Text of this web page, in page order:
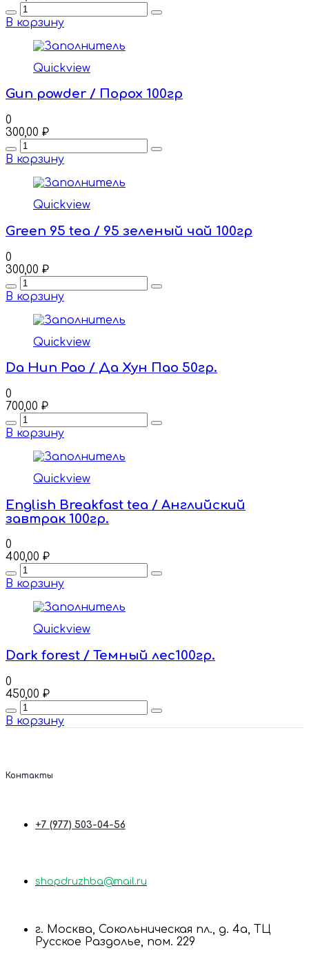
Quantity
В корзину
Quickview
Gun powder / Порох 100гр
0
300,00 ₽
Quantity
В корзину
Quickview
Green 95 tea / 95 зеленый чай 100гр
0
300,00 ₽
Quantity
В корзину
Quickview
Da Hun Pao / Да Хун Пао 50гр.
0
700,00 ₽
Quantity
В корзину
Quickview
English Breakfast tea / Английский
завтрак 100гр.
0
400,00 ₽
Quantity
В корзину
Quickview
Dark forest / Темный лес100гр.
0
450,00 ₽
Quantity
В корзину
Контакты
+7 (977) 503-04-56
shopdruzhba@mail.ru
г. Москва, Сокольническая пл., д. 4а, ТЦ
Русское Раздолье, пом. 229